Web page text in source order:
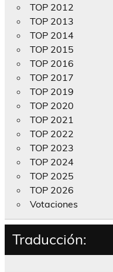
TOP 2012
TOP 2013
TOP 2014
TOP 2015
TOP 2016
TOP 2017
TOP 2019
TOP 2020
TOP 2021
TOP 2022
TOP 2023
TOP 2024
TOP 2025
TOP 2026
Votaciones
Traducción: